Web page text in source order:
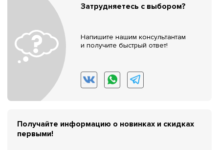
Затрудняетесь с выбором?
Напишите нашим консультантам
и получите быстрый ответ!
Получайте информацию о новинках и скидках
первыми!